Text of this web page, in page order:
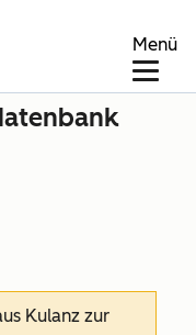
Menü
Kulanz zur